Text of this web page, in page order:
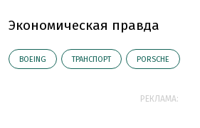
Экономическая правда
BOEING ТРАНСПОРТ PORSCHE
РЕКЛАМА: